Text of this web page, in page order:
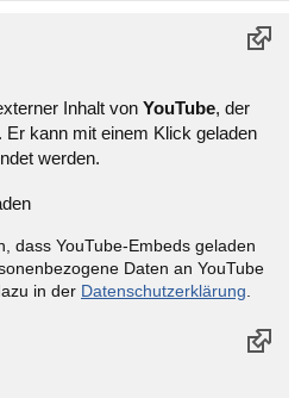
Inhalt von YouTube, der
kann mit einem Klick geladen
werden.
dass YouTube-Embeds geladen
Daten an YouTube
in der Datenschutzerklärung